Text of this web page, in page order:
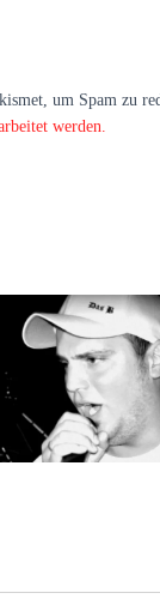
um Spam zu
werden.